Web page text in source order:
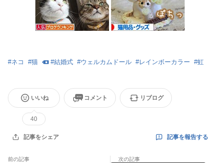
#ネコ #猫 #結婚式 #ウェルカムドール #レインボーカラー #虹
いいね
40
コメント リブログ
記事をシェア 記事を報告する
前の記事 次の記事